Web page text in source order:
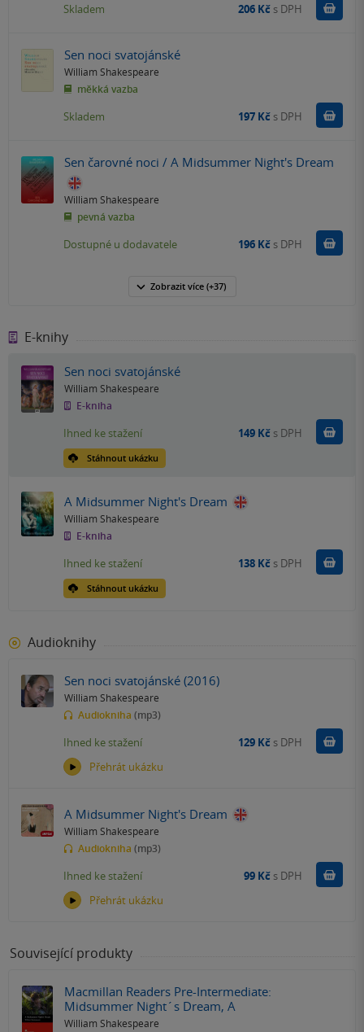
Skladem 206 Kč s DPH
Sen noci svatojánské
William Shakespeare
měkká vazba
Skladem 197 Kč s DPH
Sen čarovné noci / A Midsummer Night's Dream
William Shakespeare
pevná vazba
Dostupné u dodavatele 196 Kč s DPH
Zobrazit více(+37)
E-knihy
Sen noci svatojánské
William Shakespeare
E-kniha
Stáhnout ukázku
Ihned ke stažení 149 Kč s DPH Koupit
A Midsummer Night's Dream
William Shakespeare
E-kniha
Stáhnout ukázku
Ihned ke stažení 138 Kč s DPH Koupit
Audioknihy
Sen noci svatojánské (2016)
William Shakespeare
Audiokniha (mp3)
Přehrát ukázku
Ihned ke stažení 129 Kč s DPH Koupit
A Midsummer Night's Dream
William Shakespeare
Audiokniha (mp3)
Přehrát ukázku
Ihned ke stažení 99 Kč s DPH Koupit
Související produkty
Macmillan Readers Pre-Intermediate:
Midsummer Night´s Dream, A
William Shakespeare